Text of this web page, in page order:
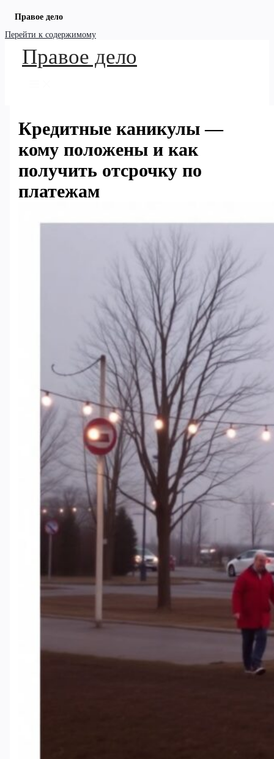
Правое дело
Перейти к содержимому
Правое дело
Кредитные каникулы —
кому положены и как
получить отсрочку по
платежам